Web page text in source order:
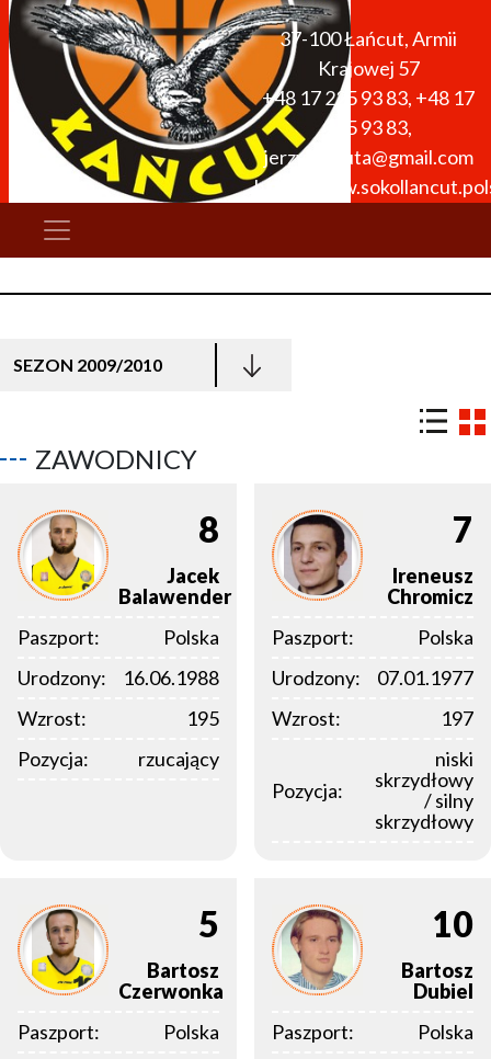
37-100Łańcut,Armii
Krajowej 57
+48 17 225 93 83, +48 17
225 93 83,
jerzykoszuta@gmail.com
http://
SEZON 2009/2010
ZAWODNICY
8
Jacek
Balawender
Paszport:
Polska
Urodzony:
16.06.1988
Wzrost:
195
Pozycja:
rzucający
7
Ireneusz
Chromicz
Paszport:
Polska
Urodzony:
07.01.1977
Wzrost:
197
Pozycja:
niski
skrzydłowy
/ silny
skrzydłowy
5
Bartosz
Czerwonka
Paszport:
Polska
10
Bartosz
Dubiel
Paszport:
Polska